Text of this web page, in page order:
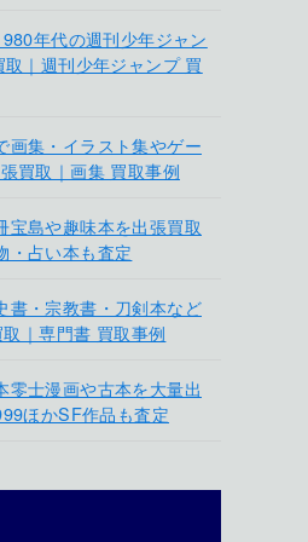
年代の週刊少年ジャン
｜週刊少年ジャンプ 買
画集・イラスト集やゲー
買取｜画集 買取事例
宝島や趣味本を出張買取
・占い本も査定
書・宗教書・刀剣本など
｜専門書 買取事例
零士漫画や古本を大量出
ほかSF作品も査定